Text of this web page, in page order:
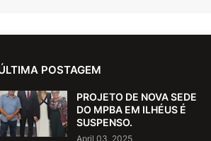
POSTAGEM
PROJETO DE NOVA SEDE
DO MPBA EM ILHÉUS É
SUSPENSO.
April 03, 2025